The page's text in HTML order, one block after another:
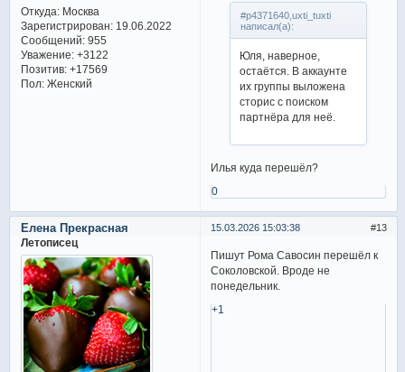
Откуда:Москва
Зарегистрирован: 19.06.2022
Сообщений:955
Уважение: +3122
Позитив: +17569
Пол:Женский
#p4371640,uxti_tuxti
написал(а):
Юля, наверное,
остаётся. В аккаунте
их группы выложена
сторис с поиском
партнёра для неё.
Илья куда перешёл?
0
13
15.03.2026 15:03:38
Елена Прекрасная
Летописец
Пишут Рома Савосин перешёл к
Соколовской. Вроде не
понедельник.
+1